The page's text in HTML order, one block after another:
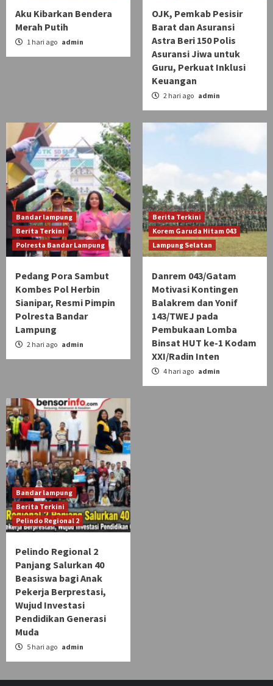
Aku Kibarkan Bendera
Merah Putih
1 hari ago admin
OJK, Pemkab Pesisir
Barat dan Asuransi
Astra Beri 150 Polis
Asuransi Jiwa untuk
Guru, Perkuat Inklusi
Keuangan
2 hari ago admin
Bandar lampung
Berita Terkini
Polresta Bandar Lampung
Pedang Pora Sambut
Kombes Pol Herbin
Sianipar, Resmi Pimpin
Polresta Bandar
Lampung
2 hari ago admin
Berita Terkini
Korem Garuda Hitam 043
Lampung Selatan
Danrem 043/Gatam
Motivasi Kontingen
Balakrem dan Yonif
143/TWEJ pada
Pembukaan Lomba
Binsat HUT ke-1 Kodam
XXI/Radin Inten
4 hari ago admin
Bandar lampung
Berita Terkini
Pelindo Regional 2
Pelindo Regional 2
Panjang Salurkan 40
Beasiswa bagi Anak
Pekerja Berprestasi,
Wujud Investasi
Pendidikan Generasi
Muda
5 hari ago admin